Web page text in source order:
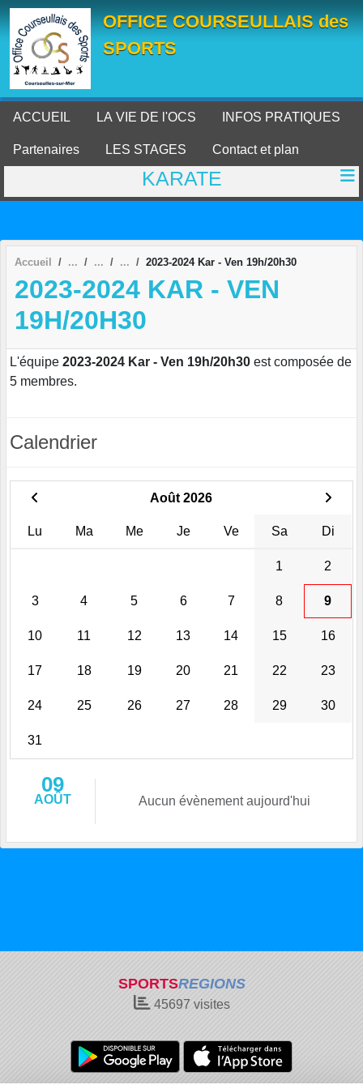
OFFICE COURSEULLAIS des
SPORTS
ACCUEIL LA VIE DE l'OCS INFOS PRATIQUES
Partenaires LES STAGES Contact et plan
KARATE
Accueil 2023-2024 Kar - Ven 19h/20h30
2023-2024 KAR - VEN
19H/20H30
L'équipe 2023-2024 Kar - Ven 19h/20h30 est composée de
5 membres.
Calendrier
Août 2026
Lu Ma Me Je Ve Sa Di
1 2
3 4 5 6 7 8 9
10 11 12 13 14 15 16
17 18 19 20 21 22 23
24 25 26 27 28 29 30
31
09
AOÛT Aucun évènement aujourd'hui
SPORTSREGIONS
45697 visites
Panneau de gestion des cookies